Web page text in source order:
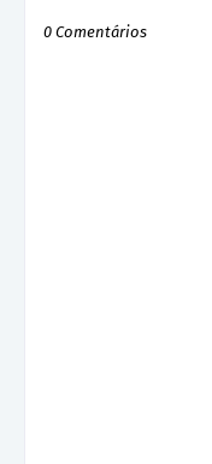
0 Comentários